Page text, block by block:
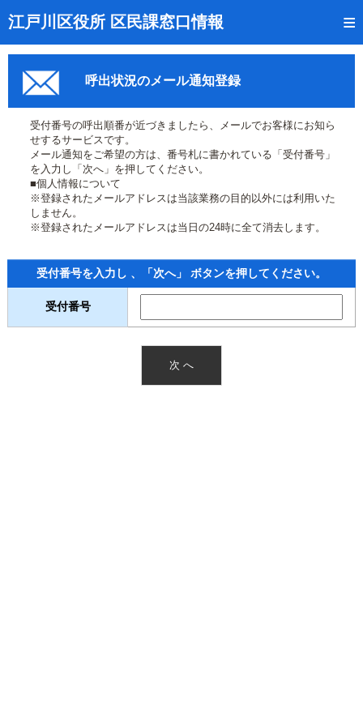
江戸川区役所 区民課窓口情報
トップページ
受付番号の呼出状況確認
証明書の交付状況確認
呼出状況のメール通知登録
来庁日時の事前予約
事前予約の確認・取消
本サイトのご利用案内
呼出状況のメール通知登録
受付番号の呼出順番が近づきましたら、メールでお客様にお知ら
せするサービスです。
メール通知をご希望の方は、番号札に書かれている「受付番号」
を入力し「次へ」を押してください。
■個人情報について
※登録されたメールアドレスは当該業務の目的以外には利用いた
しません。
※登録されたメールアドレスは当日の24時に全て消去します。
受付番号を入力し 、「次へ」 ボタンを押してください。
受付番号